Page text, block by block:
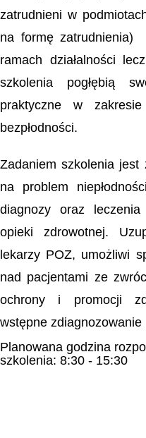
zatrudnieni w
na formę
ramach działalności
szkolenia pogłębią
praktyczne w
bezpłodności.
Zadaniem szkolenia jest
na problem
diagnozy oraz
opieki zdrowotnej.
lekarzy POZ, umożliwi
nad pacjentami ze
ochrony i promocji
wstępne zdiagnozowanie
Planowana godzina
szkolenia: 8:30 - 15:30